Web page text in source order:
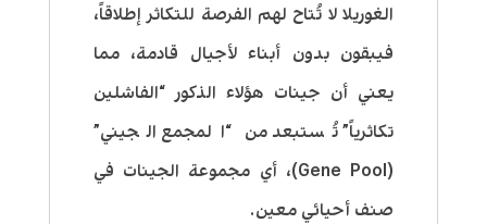
الغوريلا لا تُتاح لهم الفرصة للتكاثر إطلاقاً،
فيبقون بدون أبناء لأجيال قادمة، مما
يعني أن جينات هؤلاء الذكور “الفاشلين
تكاثرياً” تُستبعد من “المجمع الجيني”
(Gene Pool)، أي مجموعة الجينات في
صنف أحيائي معين.